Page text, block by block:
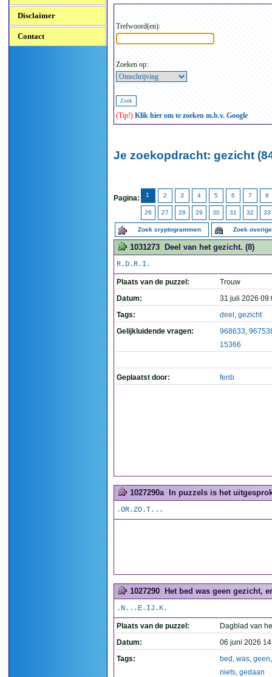
Disclaimer
Contact
Trefwoord(en):
Zoeken op:
(Tip!) Klik hier om te zoeken m.b.v. Google
Je zoekopdracht: gezicht
Pagina: 1 2 3 4 5 6 7 8
26 27 28 29 30 31 32 33
Zoek cryptogrammen Zoek
1031273 Deel van het gezicht. (8)
R.D.R.I.
Plaats van de puzzel:
Trouw
Datum:
31 juli 2026
Tags:
deel , gezicht
Gelijkluidende vragen:
968633,
15366
Geplaatst door: fenb
1027290a In puzzels is het
.OR.ZO.T...
1027290 Het bed was geen gezicht,
.N...E.IJ.K.
Plaats van de puzzel:
Dagblad van
Datum:
06 juni 2026
Tags:
bed , was, geen
niets, gedaan